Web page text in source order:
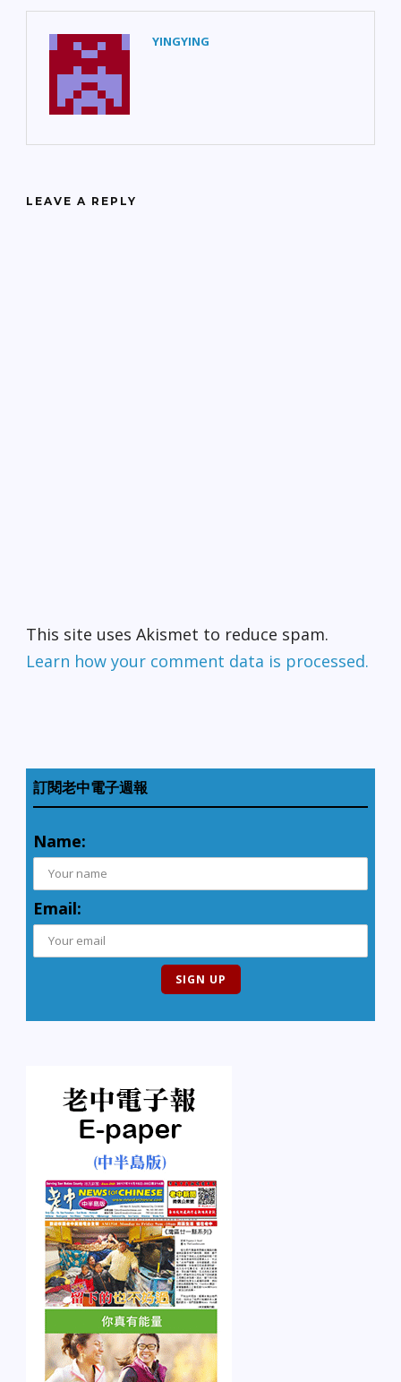
YINGYING
LEAVE A REPLY
This site uses Akismet to reduce spam.
Learn how your comment data is processed.
訂閱老中電子週報
Name:
Email: